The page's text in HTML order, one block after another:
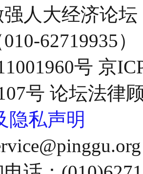
强人大经济论
62719935）
号 京
号 论坛法律
隐私声明